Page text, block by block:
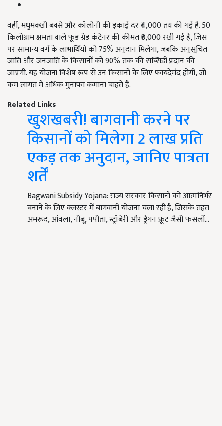
वहीं, मधुमक्खी बक्से और कॉलोनी की इकाई दर ₹4,000 तय की गई है. 50
किलोग्राम क्षमता वाले फूड ग्रेड कंटेनर की कीमत ₹8,000 रखी गई है, जिस
पर सामान्य वर्ग के लाभार्थियों को 75% अनुदान मिलेगा, जबकि अनुसूचित
जाति और जनजाति के किसानों को 90% तक की सब्सिडी प्रदान की
जाएगी. यह योजना विशेष रूप से उन किसानों के लिए फायदेमंद होगी, जो
कम लागत में अधिक मुनाफा कमाना चाहते हैं.
Related Links
खुशखबरी! बागवानी करने पर
किसानों को मिलेगा 2 लाख प्रति
एकड़ तक अनुदान, जानिए पात्रता
शर्तें
Bagwani Subsidy Yojana: राज्य सरकार किसानों को आत्मनिर्भर
बनाने के लिए क्लस्टर में बागवानी योजना चला रही है, जिसके तहत
अमरूद, आंवला, नींबू, पपीता, स्ट्रॉबेरी और ड्रैगन फ्रूट जैसी फसलों…